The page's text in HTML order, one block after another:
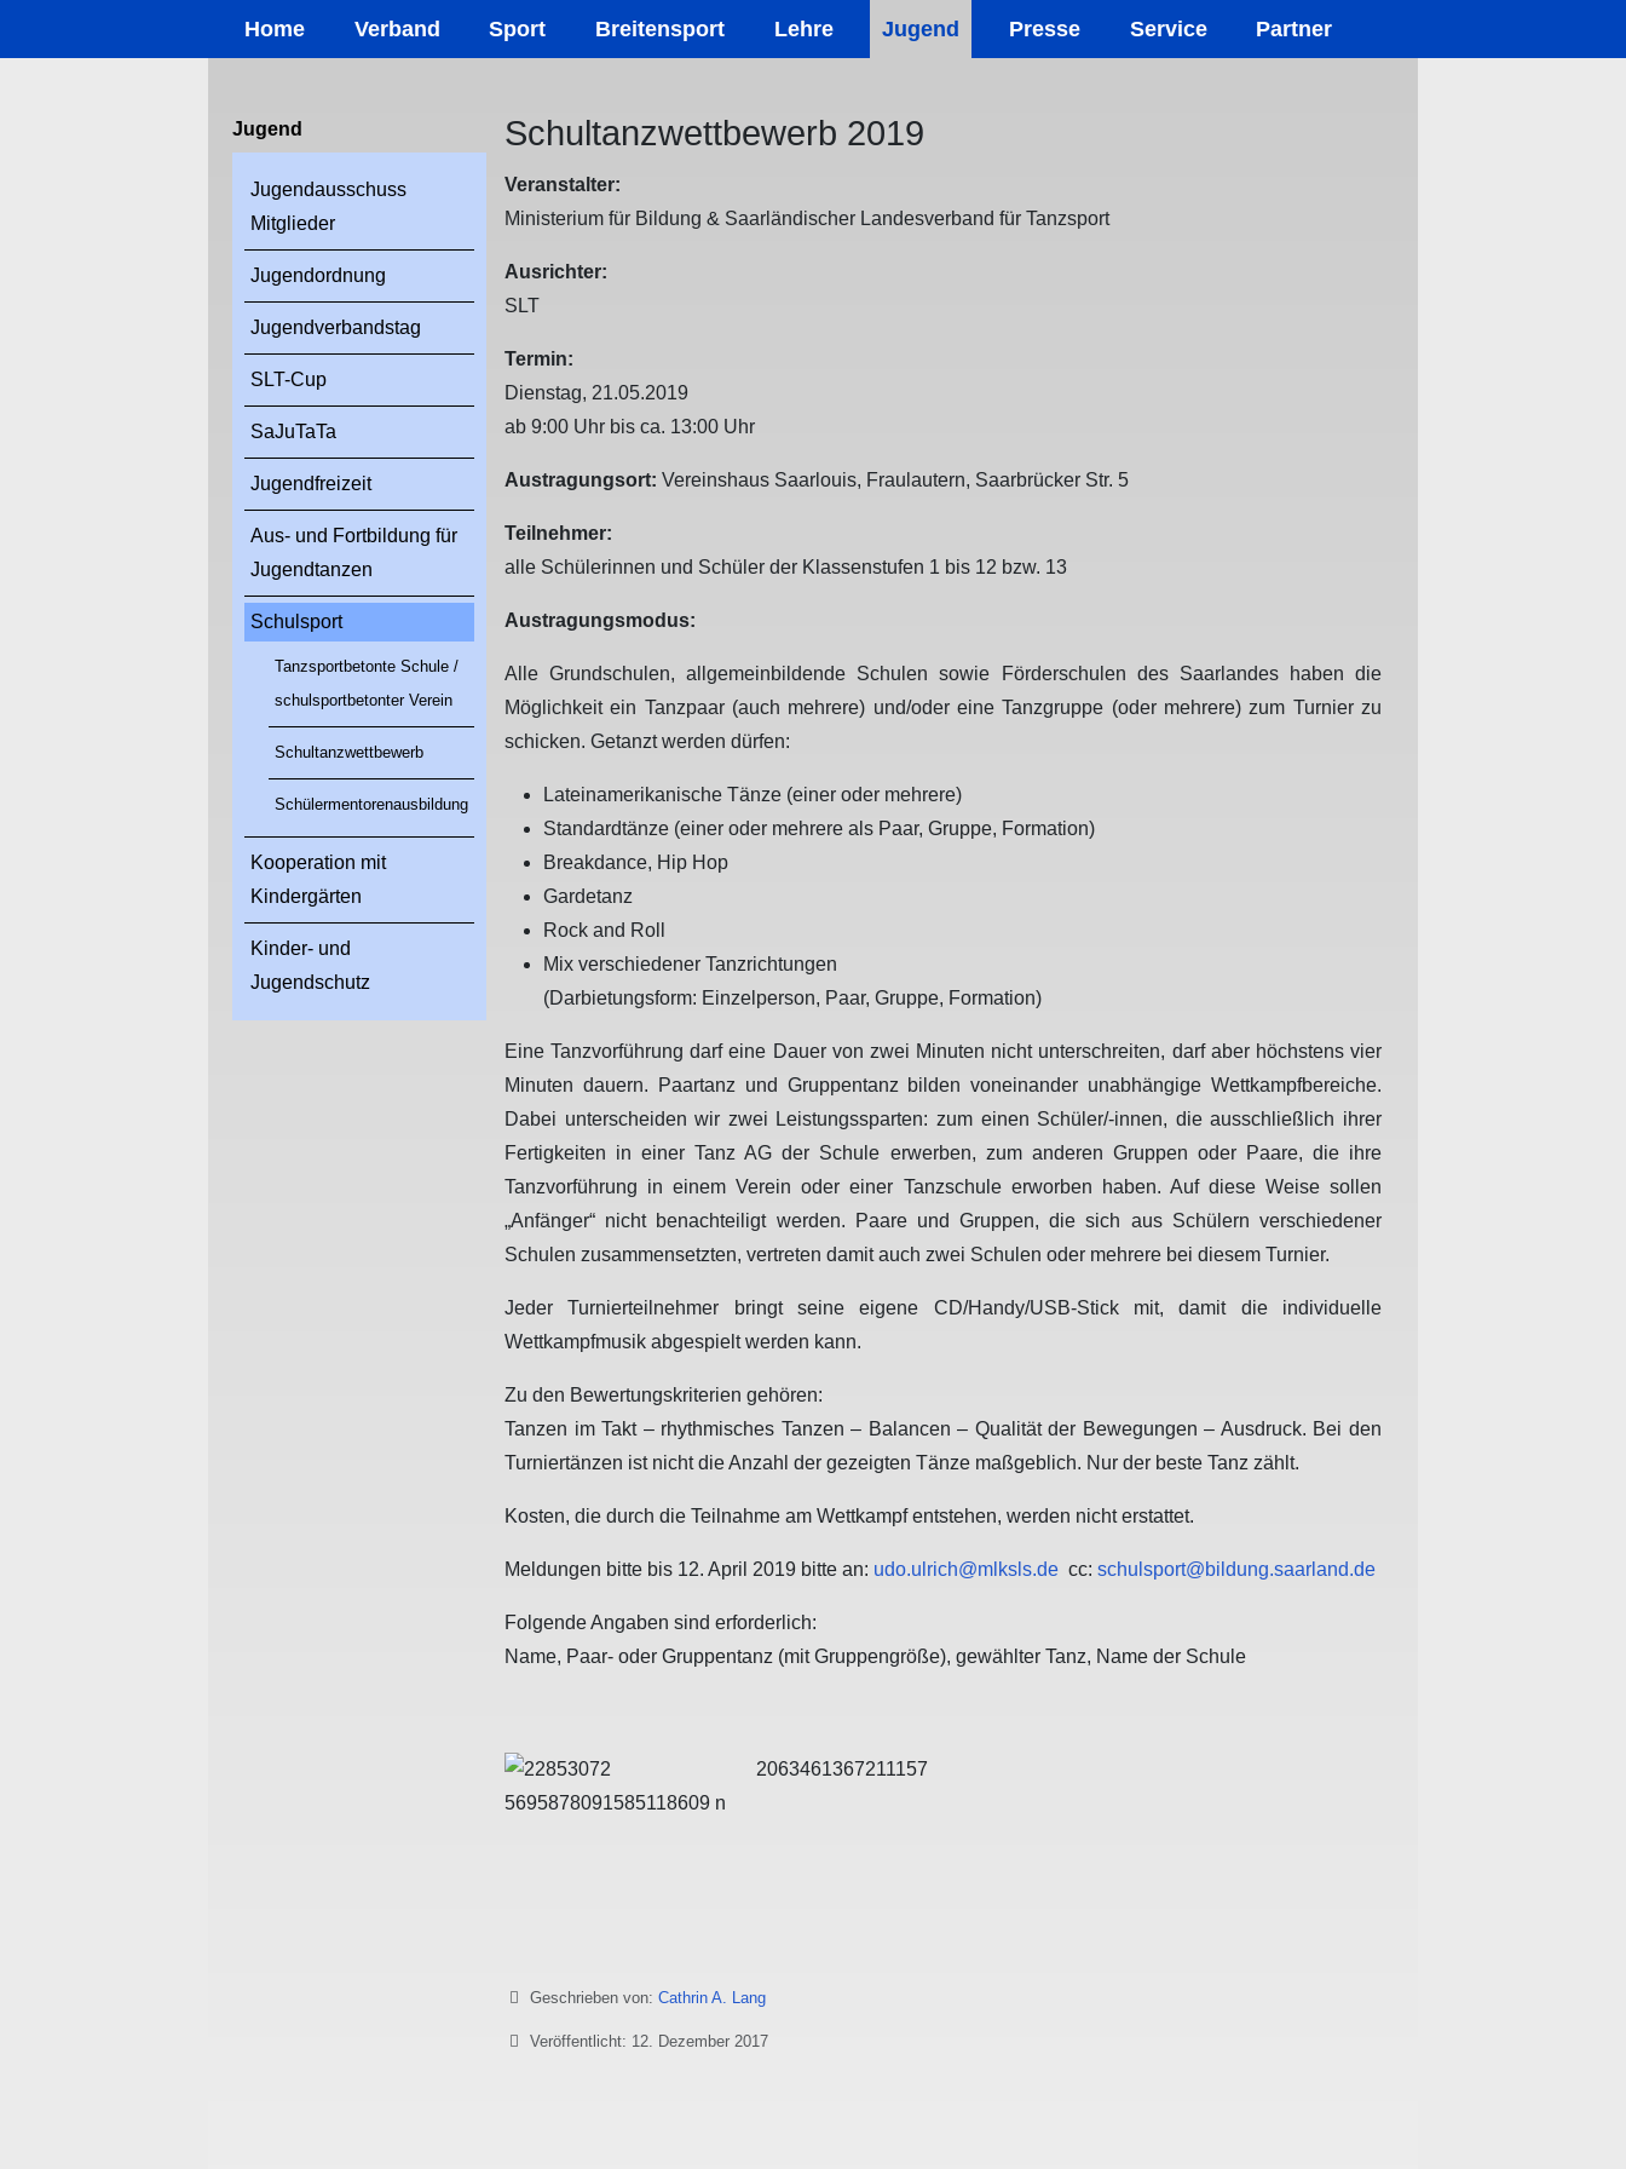
Home Verband Sport Breitensport Lehre Jugend Presse Service Partner
Jugend
Jugendausschuss
Mitglieder
Jugendordnung
Jugendverbandstag
SLT-Cup
SaJuTaTa
Jugendfreizeit
Aus- und Fortbildung für
Jugendtanzen
Schulsport
Tanzsportbetonte Schule /
schulsportbetonter Verein
Schultanzwettbewerb
Schülermentorenausbildung
Kooperation mit
Kindergärten
Kinder- und
Jugendschutz
Schultanzwettbewerb 2019
Veranstalter:
Ministerium für Bildung & Saarländischer Landesverband für Tanzsport
Ausrichter:
SLT
Termin:
Dienstag, 21.05.2019
ab 9:00 Uhr bis ca. 13:00 Uhr
Austragungsort: Vereinshaus Saarlouis, Fraulautern, Saarbrücker Str. 5
Teilnehmer:
alle Schülerinnen und Schüler der Klassenstufen 1 bis 12 bzw. 13
Austragungsmodus:
Alle Grundschulen, allgemeinbildende Schulen sowie Förderschulen des Saarlandes haben die
Möglichkeit ein Tanzpaar (auch mehrere) und/oder eine Tanzgruppe (oder mehrere) zum Turnier zu
schicken. Getanzt werden dürfen:
Lateinamerikanische Tänze (einer oder mehrere)
Standardtänze (einer oder mehrere als Paar, Gruppe, Formation)
Breakdance, Hip Hop
Gardetanz
Rock and Roll
Mix verschiedener Tanzrichtungen
(Darbietungsform: Einzelperson, Paar, Gruppe, Formation)
Eine Tanzvorführung darf eine Dauer von zwei Minuten nicht unterschreiten, darf aber höchstens vier
Minuten dauern. Paartanz und Gruppentanz bilden voneinander unabhängige Wettkampfbereiche.
Dabei unterscheiden wir zwei Leistungssparten: zum einen Schüler/-innen, die ausschließlich ihrer
Fertigkeiten in einer Tanz AG der Schule erwerben, zum anderen Gruppen oder Paare, die ihre
Tanzvorführung in einem Verein oder einer Tanzschule erworben haben. Auf diese Weise sollen
„Anfänger“ nicht benachteiligt werden. Paare und Gruppen, die sich aus Schülern verschiedener
Schulen zusammensetzten, vertreten damit auch zwei Schulen oder mehrere bei diesem Turnier.
Jeder Turnierteilnehmer bringt seine eigene CD/Handy/USB-Stick mit, damit die individuelle
Wettkampfmusik abgespielt werden kann.
Zu den Bewertungskriterien gehören:
Tanzen im Takt – rhythmisches Tanzen – Balancen – Qualität der Bewegungen – Ausdruck. Bei den
Turniertänzen ist nicht die Anzahl der gezeigten Tänze maßgeblich. Nur der beste Tanz zählt.
Kosten, die durch die Teilnahme am Wettkampf entstehen, werden nicht erstattet.
Meldungen bitte bis 12. April 2019 bitte an: udo.ulrich@mlksls.de cc: schulsport@bildung.saarland.de
Folgende Angaben sind erforderlich:
Name, Paar- oder Gruppentanz (mit Gruppengröße), gewählter Tanz, Name der Schule
DetailsGeschrieben von: Cathrin A. Lang
Veröffentlicht: 12. Dezember 2017